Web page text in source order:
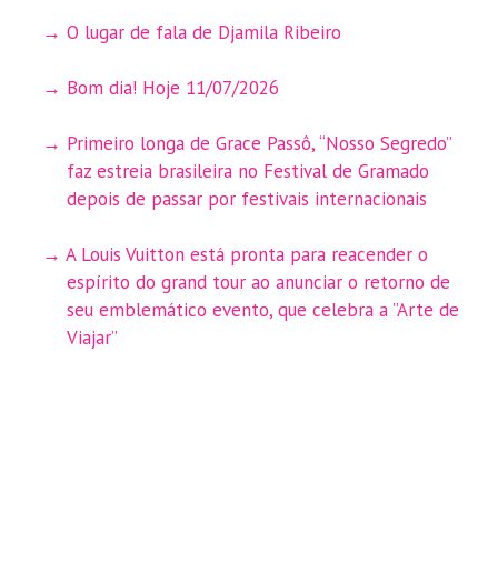
O lugar de fala de Djamila Ribeiro
Bom dia! Hoje 11/07/2026
Primeiro longa de Grace Passô, “Nosso Segredo”
faz estreia brasileira no Festival de Gramado
depois de passar por festivais internacionais
A Louis Vuitton está pronta para reacender o
espírito do grand tour ao anunciar o retorno de
seu emblemático evento, que celebra a ”Arte de
Viajar”